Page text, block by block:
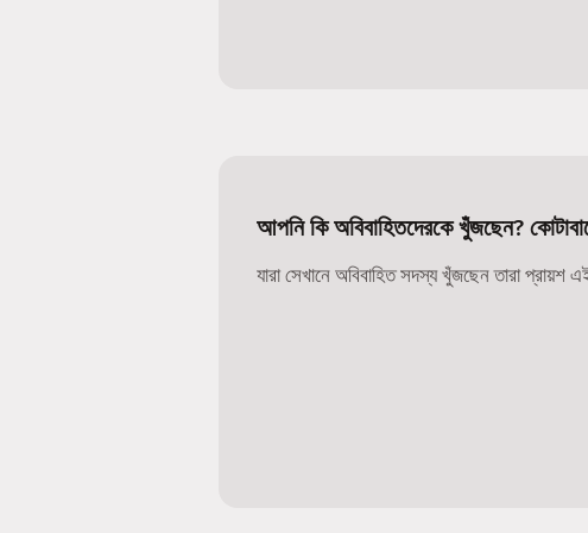
আপনি কি অবিবাহিতদেরকে খুঁজছেন?
যারা সেখানে অবিবাহিত সদস্য খুঁজছেন তারা